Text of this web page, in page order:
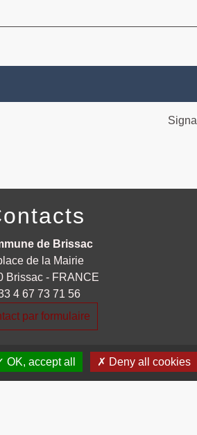
de Brissac
de la Mairie
Brissac - FRANCE
4 67 73 71 56
par formulaire
OK, accept all Deny all cookies